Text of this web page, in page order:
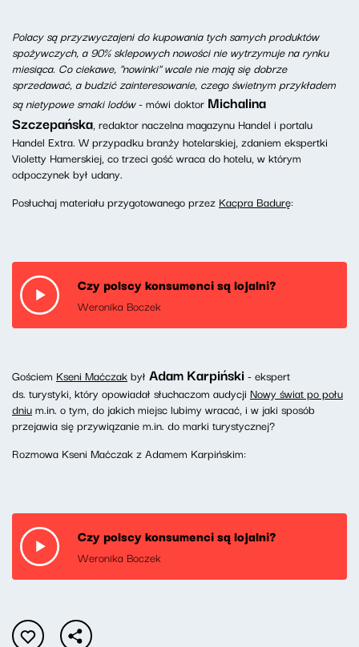
Polacy są przyzwyczajeni do kupowania tych samych produktów
spożywczych, a 90% sklepowych nowości nie wytrzymuje na rynku
miesiąca. Co ciekawe, "nowinki" wcale nie mają się dobrze
sprzedawać, a budzić zainteresowanie, czego świetnym przykładem
są nietypowe smaki lodów- mówi doktor Michalina
Szczepańska, redaktor naczelna magazynu Handel i portalu
Handel Extra. W przypadku branży hotelarskiej, zdaniem ekspertki
Violetty Hamerskiej, co trzeci gość wraca do hotelu, w którym
odpoczynek był udany.
Posłuchaj materiału przygotowanego przez Kacpra Badurę:
Czy polscy konsumenci są lojalni?
Weronika Boczek
Gościem Kseni Maćczakbył Adam Karpiński - ekspert
ds. turystyki, który opowiadał słuchaczom audycji Nowy świat po połu
dnium.in. o tym, do jakich miejsc lubimy wracać, i w jaki sposób
przejawia się przywiązanie m.in. do marki turystycznej?
Rozmowa Kseni Maćczak z Adamem Karpińskim:
Czy polscy konsumenci są lojalni?
Weronika Boczek